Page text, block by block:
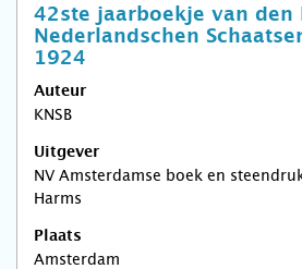
42ste jaarboekje van den
Nederlandschen
1924
Auteur
KNSB
Uitgever
NV Amsterdamse boek en
Harms
Plaats
Amsterdam